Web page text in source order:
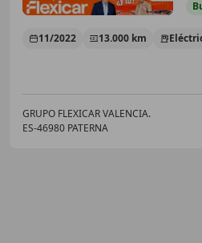
11/2022 13.000 km
GRUPO FLEXICAR VALENCIA.
ES-46980 PATERNA